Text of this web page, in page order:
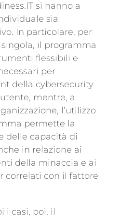
si hanno a
sia
In particolare, per
il programma
flessibili e
per
della cybersecurity
mentre, a
l’utilizzo
permette la
delle capacità di
in relazione ai
della minaccia e ai
correlati con il fattore
i casi, poi, il